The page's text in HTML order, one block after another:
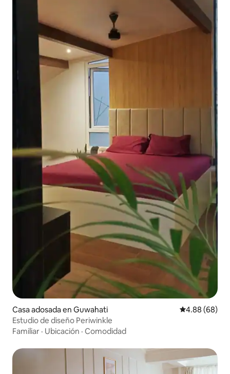
Casa adosada en Guwahati Calificación
4.88 (68)
Estudio de diseño Periwinkle
Familiar · Ubicación · Comodidad